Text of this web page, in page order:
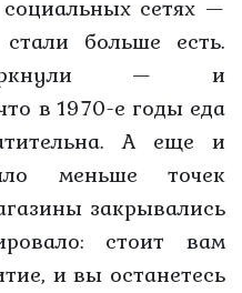
сетях —
больше есть.
— и
в 1970-е годы еда
А еще и
меньше точек
закрывались
стоит вам
и вы останетесь